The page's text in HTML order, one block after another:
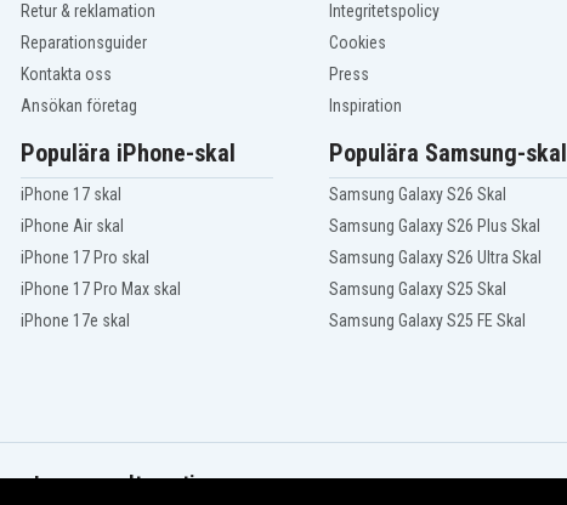
Retur & reklamation
Reparationsguider
Kontakta oss
Ansökan företag
Integritetspolicy
Cookies
Press
Inspiration
Populära iPhone-skal
iPhone 17 skal
iPhone Air skal
iPhone 17 Pro skal
iPhone 17 Pro Max skal
iPhone 17e skal
Populära Samsung-skal
Samsung Galaxy S26 Skal
Samsung Galaxy S26 Plus Skal
Samsung Galaxy S26 Ultra Skal
Samsung Galaxy S25 Skal
Samsung Galaxy S25 FE Skal
Leveransalternativ